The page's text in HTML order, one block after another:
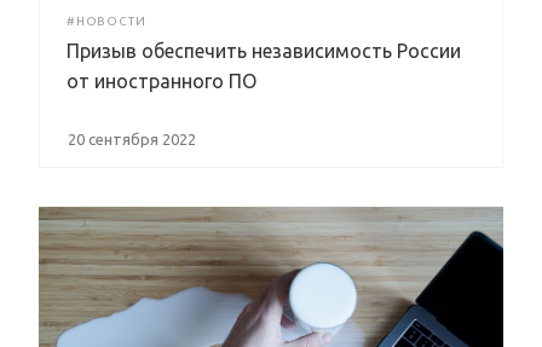
#НОВОСТИ
Призыв обеспечить независимость России
от иностранного ПО
20 сентября 2022